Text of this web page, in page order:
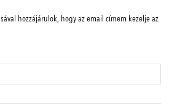
hozzájárulok, hogy az email címem kezelje az